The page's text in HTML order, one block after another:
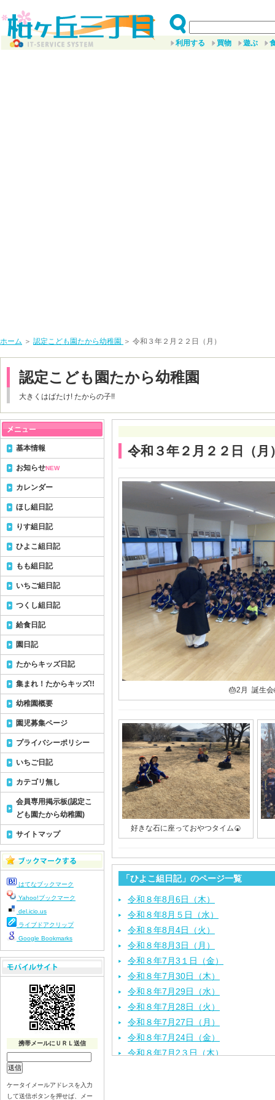
利用する 買物 遊ぶ
ホーム ＞ 認定こども園たから幼稚園 ＞ 令和３年２月２２日（月）
認定こども園たから幼稚園
大きくはばたけ! たからの子!!
令和３年２月２２日（月
🎂2月 誕生
好きな石に座っておやつタイム🍘
「ひよこ組日記」のページ一覧
令和８年8月6日（木）
令和８年8月５日（水）
令和８年8月4日（火）
令和８年8月3日（月）
令和８年7月3１日（金）
令和８年7月30日（木）
令和８年7月29日（水）
令和８年7月28日（火）
令和８年7月27日（月）
令和８年7月24日（金）
令和８年7月2３日（木）
基本情報
お知らせNEW
カレンダー
ほし組日記
りす組日記
ひよこ組日記
もも組日記
いちご組日記
つくし組日記
給食日記
園日記
たからキッズ日記
集まれ！たからキッズ!!
幼稚園概要
園児募集ページ
プライバシーポリシー
いちご日記
カテゴリ無し
会員専用掲示板(認定こ
ども園たから幼稚園)
サイトマップ
はてなブックマーク
Yahoo!ブックマーク
del.icio.us
ライブドアクリップ
Google Bookmarks
携帯メールにＵＲＬ送信
ケータイメールアドレスを入力
して送信ボタンを押せば、メー